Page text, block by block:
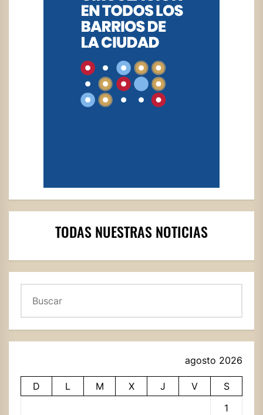
TODAS NUESTRAS NOTICIAS
agosto 2026
D L M X J V
S
1